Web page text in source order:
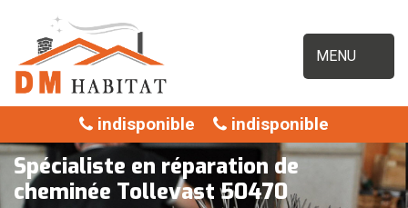
MENU
indisponible indisponible
Spécialiste en réparation de
cheminée Tollevast 50470